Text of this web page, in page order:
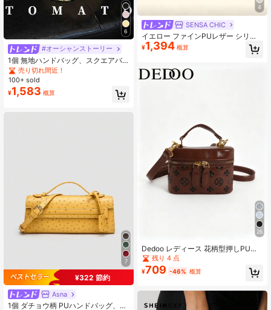
6
#オーシャンストーリー
1個 無地ハンドバッグ、スクエアバ
ッグ、PUレザー素材、パールデコレ
ーション、デイリーユースバッグ、
オフィス、携帯電話、口紅収納に適
し、女性、大学生、オフィス、大
学、仕事、ビジネス、通勤に適して
売り切れ間近！
100+ sold
¥1,583 概算
7
¥322 節約
Asna
1個 ダチョウ柄 PUハンドバッグ、多
4
SENSA CHIC
イエロー ファインPUレザー シリン
ダーハンドバッグ、無地ミニマルデ
ザイン、調整可能なレザーストラッ
クスチャーで滑らかな仕上げ、装飾
なし、若年女性とオフィス教師に適
¥1,394 概算
26
Dedoo レディース 花柄型押しPUミ
ニスクエアボックスハンドバッグ、
デュアルジッパー取り外し可能なシ
ョルダーストラップ付きかわいいク
パスバックパック、大学キャンパス
に適しています
残り 4 点
¥709 -46% 概算